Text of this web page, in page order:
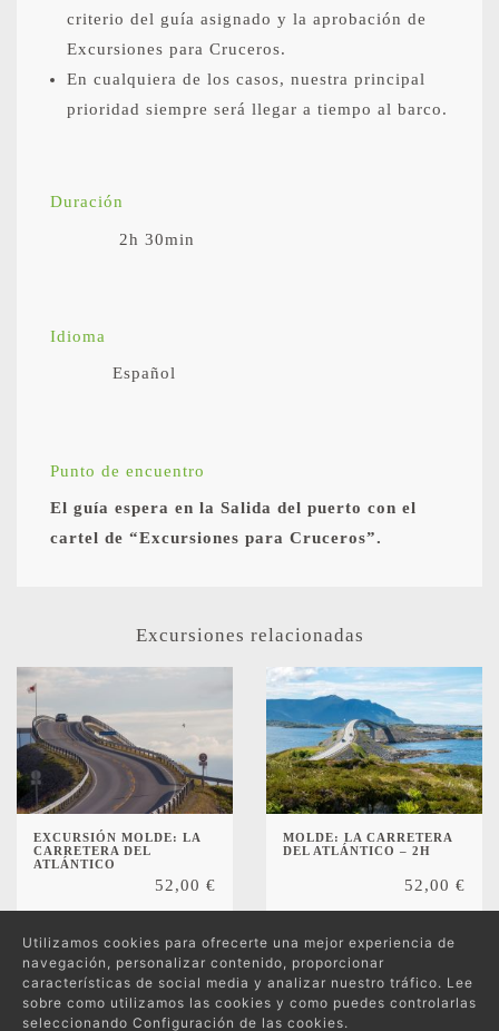
criterio del guía asignado y la aprobación de
Excursiones para Cruceros.
En cualquiera de los casos, nuestra principal
prioridad siempre será llegar a tiempo al barco.
Duración
2h 30min
Idioma
Español
Punto de encuentro
El guía espera en la Salida del puerto con el
cartel de “Excursiones para Cruceros”.
Excursiones relacionadas
EXCURSIÓN MOLDE: LA
CARRETERA DEL
ATLÁNTICO
52,00 €
MOLDE: LA CARRETERA
DEL ATLÁNTICO – 2H
52,00 €
Protección de datos
Utilizamos cookies para ofrecerte una mejor experiencia de
navegación, personalizar contenido, proporcionar
características de social media y analizar nuestro tráfico. Lee
sobre como utilizamos las cookies y como puedes controlarlas
seleccionando Configuración de las cookies.